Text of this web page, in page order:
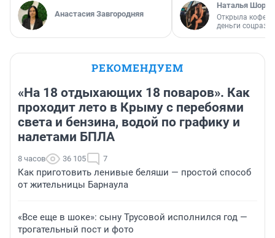
Анастасия Завгородняя
Наталья
Открыла
деньги
РЕКОМЕНДУЕМ
«На 18 отдыхающих 18 поваров». Как
проходит лето в Крыму с перебоями
света и бензина, водой по графику и
налетами БПЛА
8 часов 36 105 7
Как приготовить ленивые беляши — простой способ
от жительницы Барнаула
«Все еще в шоке»: сыну Трусовой исполнился год —
трогательный пост и фото